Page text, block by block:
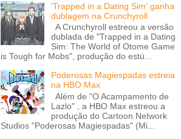
'Trapped in a Dating Sim' ganha
dublagem na Crunchyroll
A Crunchyroll estreou a versão
dublada de "Trapped in a Dating
Sim: The World of Otome Game
is Tough for Mobs", produção do estú...
Poderosas Magiespadas estreia
na HBO Max
Além de "O Acampamento de
Lazlo" , a HBO Max estreou a
produção do Cartoon Network
Studios "Poderosas Magiespadas" (Mi...